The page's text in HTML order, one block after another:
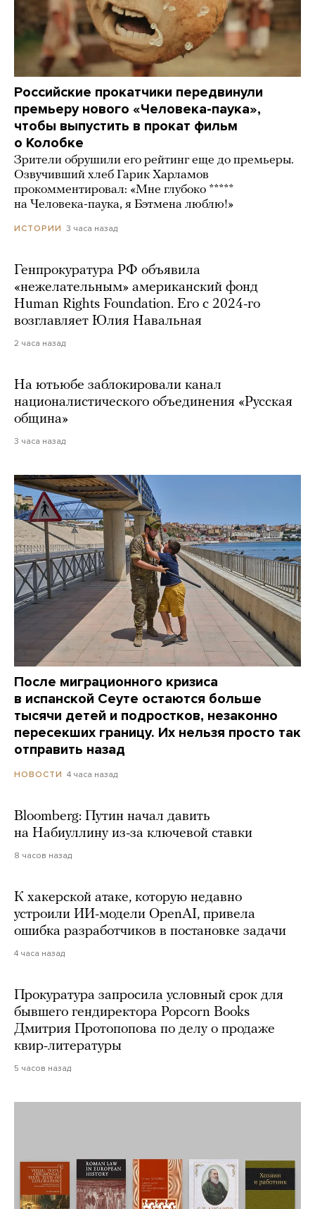
Российские прокатчики передвинули
премьеру нового «Человека-паука»,
чтобы выпустить в прокат фильм
о Колобке
Зрители обрушили его рейтинг еще до премьеры.
Озвучивший хлеб Гарик Харламов
прокомментировал: «Мне глубоко *****
на Человека-паука, я Бэтмена люблю!»
ИСТОРИИ 3 часа назад
Генпрокуратура РФ объявила
«нежелательным» американский фонд
Human Rights Foundation. Его с 2024-го
возглавляет Юлия Навальная
2 часа назад
На ютьюбе заблокировали канал
националистического объединения «Русская
община»
3 часа назад
После миграционного кризиса
в испанской Сеуте остаются больше
тысячи детей и подростков, незаконно
пересекших границу. Их нельзя просто так
отправить назад
НОВОСТИ 4 часа назад
Bloomberg: Путин начал давить
на Набиуллину из-за ключевой ставки
8 часов назад
К хакерской атаке, которую недавно
устроили ИИ-модели OpenAI, привела
ошибка разработчиков в постановке задачи
4 часа назад
Прокуратура запросила условный срок для
бывшего гендиректора Popcorn Books
Дмитрия Протопопова по делу о продаже
квир-литературы
5 часов назад